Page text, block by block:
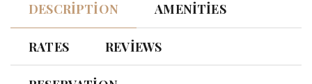
DESCRIPTION AMENITIES
RATES REVIEWS